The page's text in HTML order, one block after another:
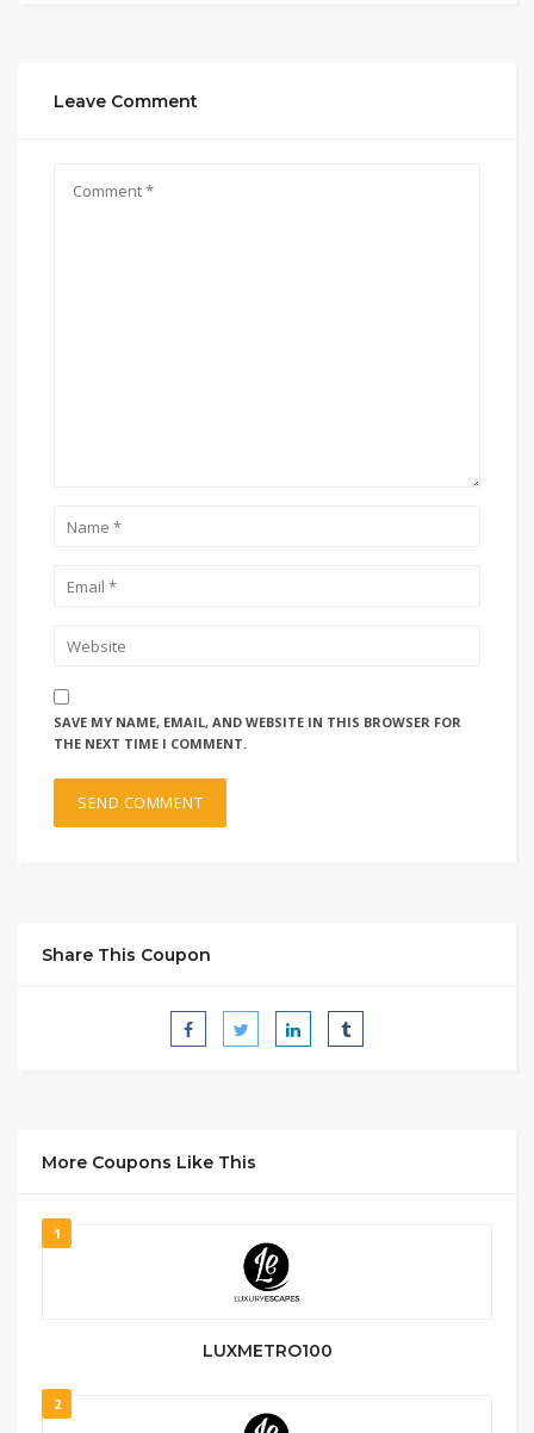
Leave Comment
SAVE MY NAME, EMAIL, AND WEBSITE IN THIS BROWSER FOR
THE NEXT TIME I COMMENT.
Share This Coupon
More Coupons Like This
1
LUXMETRO100
2